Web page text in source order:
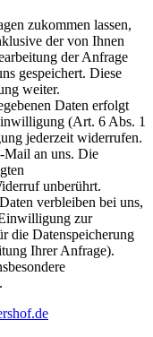
zukommen lassen,
der von Ihnen
der Anfrage
gespeichert. Diese
weiter.
Daten erfolgt
(Art. 6 Abs. 1
jederzeit widerrufen.
Mail an uns. Die
unberührt.
verbleiben bei uns,
zur
die Datenspeicherung
Ihrer Anfrage).